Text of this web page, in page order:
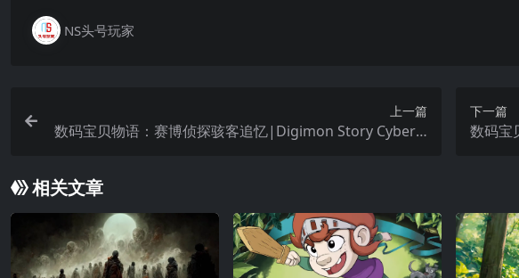
NS头号玩家
上一篇
数码宝贝物语：赛博侦探骇客追忆|Digimon Story Cyber S
下一篇
数码
相关文章